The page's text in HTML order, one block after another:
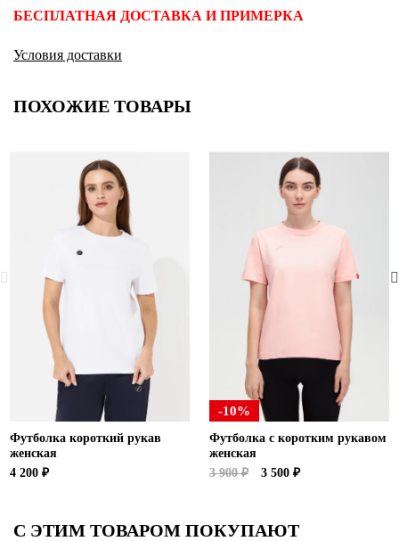
БЕСПЛАТНАЯ ДОСТАВКА И ПРИМЕРКА
Условия доставки
ПОХОЖИЕ ТОВАРЫ
Футболка короткий рукав
женская
4 200 ₽
-10%
Футболка с коротким рукавом
женская
3 900 ₽
3 500 ₽
С ЭТИМ ТОВАРОМ ПОКУПАЮТ